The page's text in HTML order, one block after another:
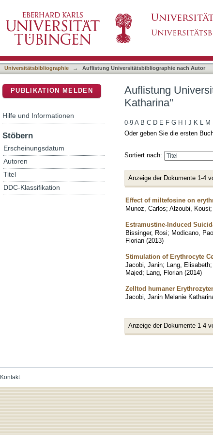
Universitätsbibliographie → Auflistung Universitätsbibliographie nach Autor
Auflistung
Katharina"
0-9 A B C D E F G H J K L M
Oder geben Sie die ersten
Sortiert nach:
Anzeige der Dokumente 1-4
Effect of miltefosine on
Munoz, Carlos; Alzoubi, Kousi;
Estramustine-Induced
Bissinger, Rosi; Modicano,
Florian (2013)
Stimulation of Erythrocyte
Jacobi, Janin; Lang, Elisabeth;
Majed; Lang, Florian (2014)
Zelltod humaner
Jacobi, Janin Melanie
Anzeige der Dokumente 1-4
PUBLIKATION MELDEN
Hilfe und Informationen
Stöbern
Erscheinungsdatum
Autoren
Titel
DDC-Klassifikation
Kontakt